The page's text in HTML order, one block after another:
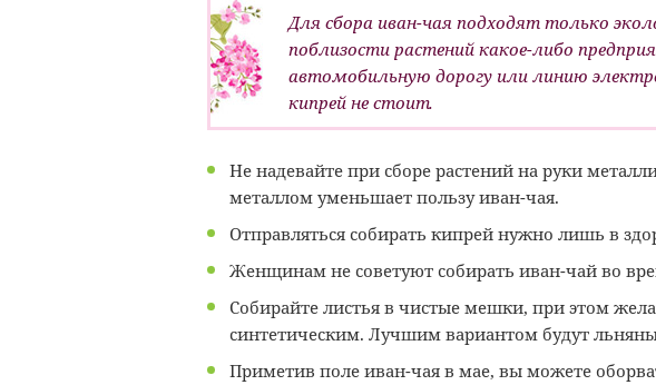
Для сбора иван-чая подходят только
поблизости растений какое-либо
автомобильную дорогу или линию
кипрей не стоит.
Не надевайте при сборе растений на руки
металлом уменьшает пользу иван-чая.
Отправляться собирать кипрей нужно лишь в
Женщинам не советуют собирать иван-чай во
Собирайте листья в чистые мешки, при этом
синтетическим. Лучшим вариантом будут
Приметив поле иван-чая в мае, вы можете